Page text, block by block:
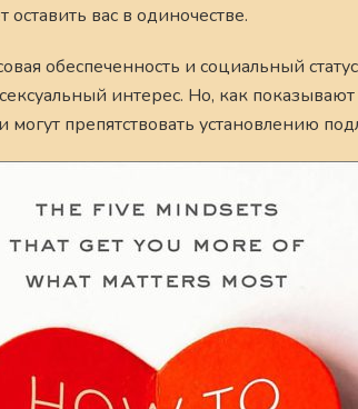
вас в одиночестве.
обеспеченность и социальный
интерес. Но, как
могут препятствовать установлению